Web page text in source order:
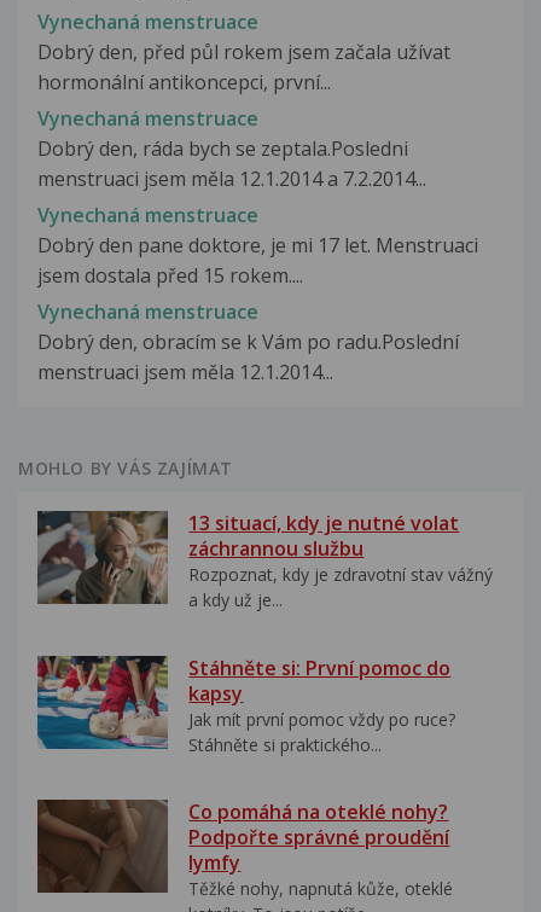
Vynechaná menstruace
Dobrý den, před půl rokem jsem začala užívat
hormonální antikoncepci, první...
Vynechaná menstruace
Dobrý den, ráda bych se zeptala.Posledni
menstruaci jsem měla 12.1.2014 a 7.2.2014...
Vynechaná menstruace
Dobrý den pane doktore, je mi 17 let. Menstruaci
jsem dostala před 15 rokem....
Vynechaná menstruace
Dobrý den, obracím se k Vám po radu.Poslední
menstruaci jsem měla 12.1.2014...
MOHLO BY VÁS ZAJÍMAT
13 situací, kdy je nutné volat
záchrannou službu
Rozpoznat, kdy je zdravotní stav vážný
a kdy už je...
Stáhněte si: První pomoc do
kapsy
Jak mít první pomoc vždy po ruce?
Stáhněte si praktického...
Co pomáhá na oteklé nohy?
Podpořte správné proudění
lymfy
Těžké nohy, napnutá kůže, oteklé